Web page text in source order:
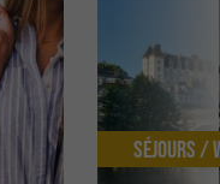
Séjours /